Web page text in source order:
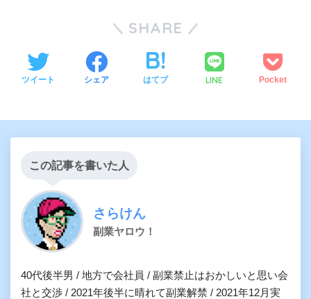
SHARE
ツイート シェア はてブ LINE Pocket
この記事を書いた人
さらけん
副業ヤロウ！
40代後半男 / 地方で会社員 / 副業禁止はおかしいと思い会
社と交渉 / 2021年後半に晴れて副業解禁 / 2021年12月実